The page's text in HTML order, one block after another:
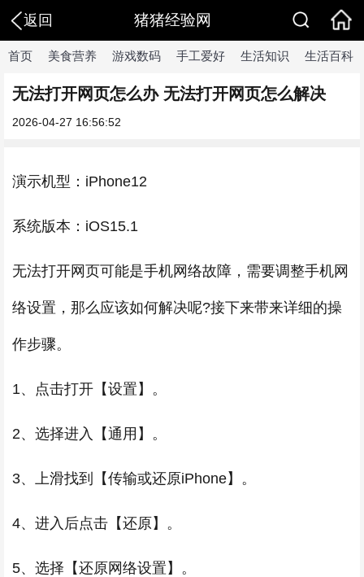
返回 猪猪经验网
首页 美食营养 游戏数码 手工爱好 生活知识 生活百科
无法打开网页怎么办 无法打开网页怎么解决
2026-04-27 16:56:52
演示机型：iPhone12
系统版本：iOS15.1
无法打开网页可能是手机网络故障，需要调整手机网
络设置，那么应该如何解决呢?接下来带来详细的操
作步骤。
1、点击打开【设置】。
2、选择进入【通用】。
3、上滑找到【传输或还原iPhone】。
4、进入后点击【还原】。
5、选择【还原网络设置】。